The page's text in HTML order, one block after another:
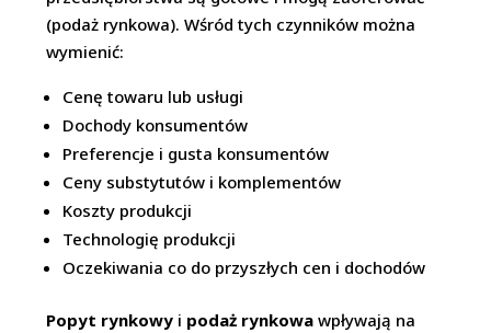
(podaż rynkowa). Wśród tych czynników można
wymienić:
Cenę towaru lub usługi
Dochody konsumentów
Preferencje i gusta konsumentów
Ceny substytutów i komplementów
Koszty produkcji
Technologię produkcji
Oczekiwania co do przyszłych cen i dochodów
Popyt rynkowy i podaż rynkowa wpływają na